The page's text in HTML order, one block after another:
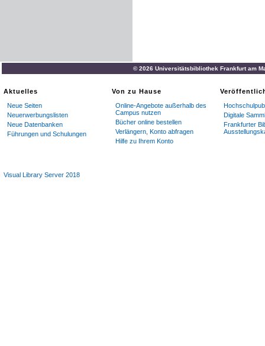
© 2026 Universitätsbibliothek Frankfurt am
Aktuelles
Neue Seiten
Neuerwerbungslisten
Neue Datenbanken
Führungen und Schulungen
Von zu Hause
Online-Angebote außerhalb des
Campus nutzen
Bücher online bestellen
Verlängern, Konto abfragen
Hilfe zu Ihrem Konto
Digitale
Frankfurter
Visual Library Server 2018